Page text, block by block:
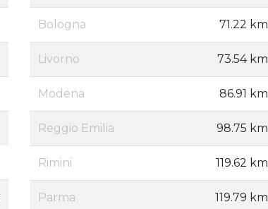
Bologna 71.22 km
Livorno 73.54 km
Modena 86.91 km
Reggio Emilia 98.75 km
Rimini 119.62 km
Parma 119.79 km